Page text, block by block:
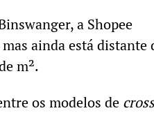
a Shopee
ainda está distante
m².
os modelos de